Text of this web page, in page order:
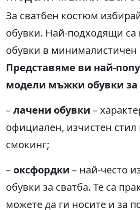
За сватбен костюм
обувки. Най-подходящи са
обувки в минималистичен
Представяме ви най-
модели мъжки обувки за
–лачени обувки –
официален, изчистен стил
смокинг;
– оксфордки – най-често
обувки за сватба. Те са
можете да ги носите и за